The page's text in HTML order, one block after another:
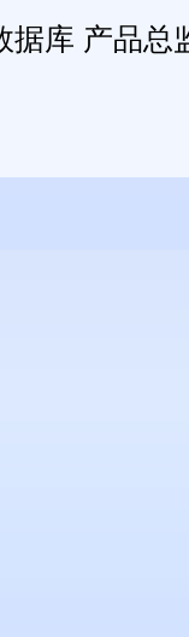
腾讯云数据库 产品